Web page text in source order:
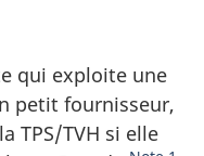
qui exploite une
petit fournisseur,
TPS/TVH si elle